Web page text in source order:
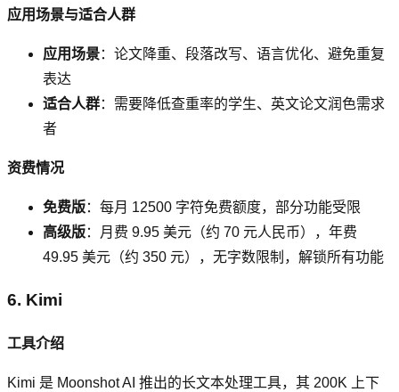
应用场景与适合人群
应用场景：论文降重、段落改写、语言优化、避免重复
表达
适合人群：需要降低查重率的学生、英文论文润色需求
者
资费情况
免费版：每月 12500 字符免费额度，部分功能受限
高级版：月费 9.95 美元（约 70 元人民币），年费
49.95 美元（约 350 元），无字数限制，解锁所有功能
6. Kimi
工具介绍
Kimi 是 Moonshot AI 推出的长文本处理工具，其 200K 上下